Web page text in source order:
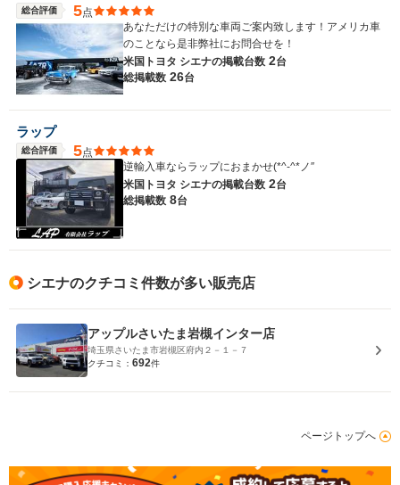
総合評価 5点
あなただけの特別な車両ご案内致します！アメリカ車
のことなら是非弊社にお問合せを！
米国トヨタ シエナの掲載台数 2台
総掲載数 26台
ラップ
総合評価 5点
逆輸入車ならラップにおまかせ(*^-^*ノ″
米国トヨタ シエナの掲載台数 2台
総掲載数 8台
シエナのクチコミ件数が多い販売店
アップルさいたま岩槻インター店
埼玉県さいたま市岩槻区府内２－１－７
クチコミ： 692件
ページトップへ